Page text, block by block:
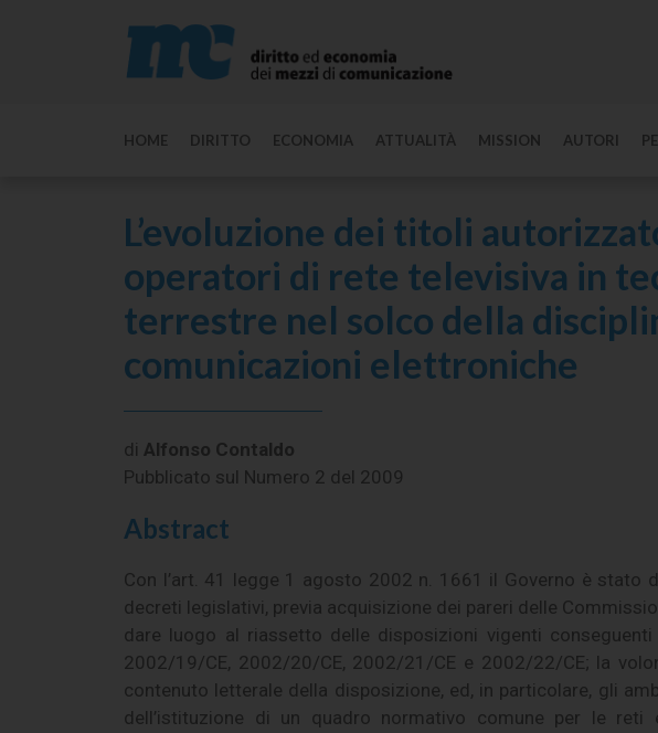
HOME DIRITTO ECONOMIA ATTUALITÀ MISSION AUTORI
L’evoluzione dei titoli
operatori di rete televisiva in
terrestre nel solco della
comunicazioni elettroniche
di Alfonso Contaldo
Pubblicato sul Numero 2 del 2009
Abstract
Con l’art. 41 legge 1 agosto 2002 n. 1661 il Governo è stato
decreti legislativi, previa acquisizione dei pareri delle
dare luogo al riassetto delle disposizioni vigenti
2002/19/CE, 2002/20/CE, 2002/21/CE e 2002/22/CE; la
contenuto letterale della disposizione, ed, in particolare, gli
dell’istituzione di un quadro normativo comune per le